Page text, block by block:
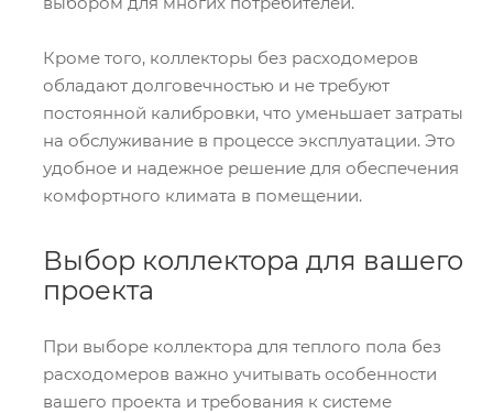
Кроме того, коллекторы без расходомеров
обладают долговечностью и не требуют
постоянной калибровки, что уменьшает затраты
на обслуживание в процессе эксплуатации. Это
удобное и надежное решение для обеспечения
комфортного климата в помещении.
Выбор коллектора для вашего
проекта
При выборе коллектора для теплого пола без
расходомеров важно учитывать особенности
вашего проекта и требования к системе